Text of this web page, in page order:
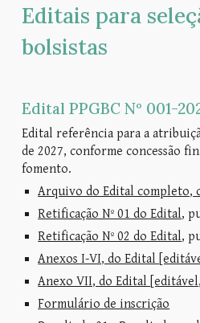
Editais para
bolsistas
Edital PPGBC Nº 001-
Edital referência para a
de 2027, conforme concessão
fomento.
Arquivo do Edital completo,
Retificação Nº 01 do Edital,
Retificação Nº 02 do Edital,
Anexos I-VI, do Edital
Anexo VII, do Edital [editável
Formulário de inscrição